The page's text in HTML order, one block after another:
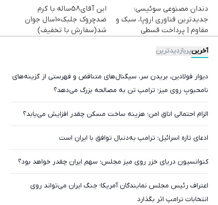
دندان مصنوعی سوئیسی:
جدیدترین فناوری اروپا، سبک و
مقاوم | پرداخت قسطی
این آقای58ساله با کرم
ضدچروک جلبک10سال جوان
شد(سفارش با تخفیف)
آخرینپربازدیدترین
دیوار فولادین، بریدن سر، سیگنال‌های متناقض و فهرستی از گزینه‌های
نامحبوبِ روی میز؛ ترامپ تن به مصالحه بزرگ می‌دهد؟
الزام احتمالی اتاق امن؛ هزینه ساخت مسکن چقدر افزایش می‌یابد؟
ادعای تازه اسرائیل؛ ترامپ به‌دنبال توافق با ایران است
کنوانسیون دریای خزر روی میز مجلس؛ سهم ایران چقدر خواهد بود؟
اعتراف رئیس مجلس نمایندگان آمریکا؛ جنگ ایران می‌تواند روی
انتخابات ترامپ اثر بگذارد